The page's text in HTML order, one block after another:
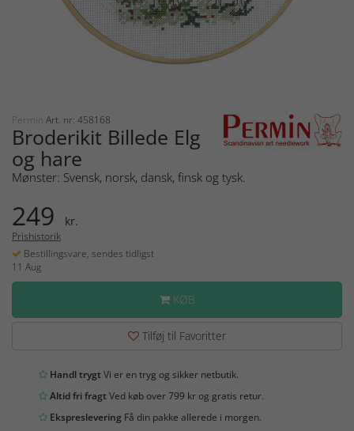
Permin Art. nr: 458168
Broderikit Billede Elg
og hare
Mønster: Svensk, norsk, dansk, finsk og tysk.
249 kr.
Prishistorik
Bestillingsvare, sendes tidligst
11 Aug
KØB
Tilføj til Favoritter
Handl trygtVi er en tryg og sikker netbutik.
Altid fri fragtVed køb over 799 kr og gratis retur.
Ekspreslevering Få din pakke allerede i morgen.